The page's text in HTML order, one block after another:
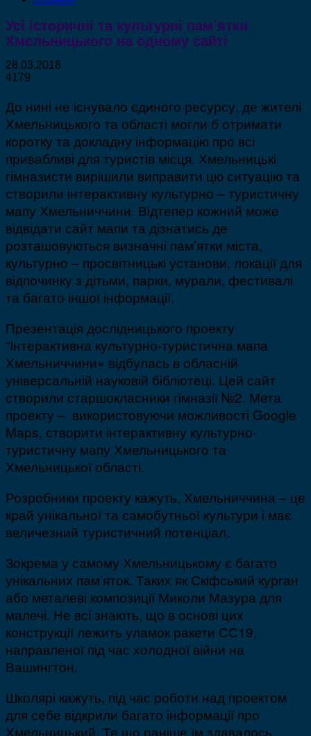
Усі історичні та культурні пам’ятки
Хмельницького на одному сайті
28.03.2018
4179
До нині не існувало єдиного ресурсу, де жителі
Хмельницького та області могли б отримати
коротку та докладну інформацію про всі
привабливі для туристів місця. Хмельницькі
гімназисти вирішили виправити цю ситуацію та
створили інтерактивну культурно – туристичну
мапу Хмельниччини. Відтепер кожний може
відвідати сайт мапи та дізнатись де
розташовуються визначні пам’ятки міста,
культурно – просвітницькі установи, локації для
відпочинку з дітьми, парки, мурали, фестивалі
та багато іншої інформації.
Презентація дослідницького проекту
“Інтерактивна культурно-туристична мапа
Хмельниччини» відбулась в обласній
універсальній науковій бібліотеці. Цей сайт
створили старшокласники гімназії №2. Мета
проекту – використовуючи можливості Google
Maps, створити інтерактивну культурно-
туристичну мапу Хмельницького та
Хмельницької області.
Розробники проекту кажуть, Хмельниччина – це
край унікальної та самобутньої культури і має
величезний туристичний потенціал.
Зокрема у самому Хмельницькому є багато
унікальних пам’яток. Таких як Скіфський курган
або металеві композиції Миколи Мазура для
малечі. Не всі знають, що в основі цих
конструкції лежить уламок ракети СС19,
направленої під час холодної війни на
Вашингтон.
Школярі кажуть, під час роботи над проектом
для себе відкрили багато інформації про
Хмельницький. Те що раніше їм здавалось